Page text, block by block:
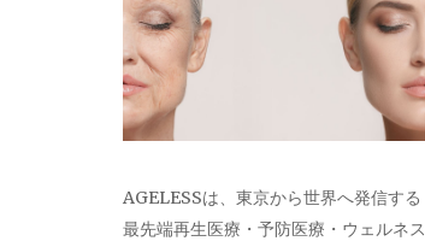
AGELESSは、東京から世界へ発信する
最先端再生医療・予防医療・ウェルネス